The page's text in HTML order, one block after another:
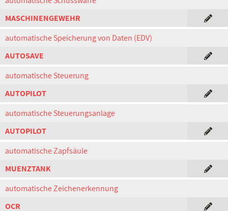
MASCHINENGEWEHR
automatische Speicherung von Daten (EDV)
AUTOSAVE
automatische Steuerung
AUTOPILOT
automatische Steuerungsanlage
AUTOPILOT
automatische Zapfsäule
MUENZTANK
automatische Zeichenerkennung
OCR